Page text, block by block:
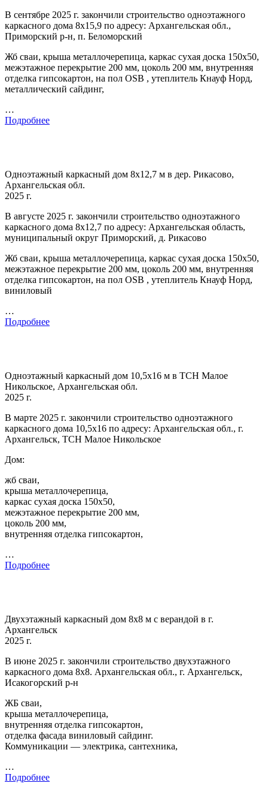
В сентябре 2025 г. закончили строительство одноэтажного
каркасного дома 8х15,9 по адресу: Архангельская обл.,
Приморский р-н, п. Беломорский
Жб сваи, крыша металлочерепица, каркас сухая доска 150х50,
межэтажное перекрытие 200 мм, цоколь 200 мм, внутренняя
отделка гипсокартон, на пол OSB , утеплитель Кнауф Норд,
металлический сайдинг,
…
Подробнее
Одноэтажный каркасный дом 8х12,7 м в дер. Рикасово,
Архангельская обл.
2025 г.
В августе 2025 г. закончили строительство одноэтажного
каркасного дома 8х12,7 по адресу: Архангельская область,
муниципальный округ Приморский, д. Рикасово
Жб сваи, крыша металлочерепица, каркас сухая доска 150х50,
межэтажное перекрытие 200 мм, цоколь 200 мм, внутренняя
отделка гипсокартон, на пол OSB , утеплитель Кнауф Норд,
виниловый
…
Подробнее
Одноэтажный каркасный дом 10,5х16 м в ТСН Малое
Никольское, Архангельская обл.
2025 г.
В марте 2025 г. закончили строительство одноэтажного
каркасного дома 10,5х16 по адресу: Архангельская обл., г.
Архангельск, ТСН Малое Никольское
Дом:
жб сваи,
крыша металлочерепица,
каркас сухая доска 150х50,
межэтажное перекрытие 200 мм,
цоколь 200 мм,
внутренняя отделка гипсокартон,
…
Подробнее
Двухэтажный каркасный дом 8х8 м с верандой в г.
Архангельск
2025 г.
В июне 2025 г. закончили строительство двухэтажного
каркасного дома 8х8. Архангельская обл., г. Архангельск,
Исакогорский р-н
ЖБ сваи,
крыша металлочерепица,
внутренняя отделка гипсокартон,
отделка фасада виниловый сайдинг.
Коммуникации — электрика, сантехника,
…
Подробнее